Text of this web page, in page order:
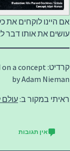
אם היינו לוקחים את
עושים את אותו דבר
קרדיט: Globaïa's on a concept
by Adam Nieman
ראיתי במקור ב:
אין תגובות